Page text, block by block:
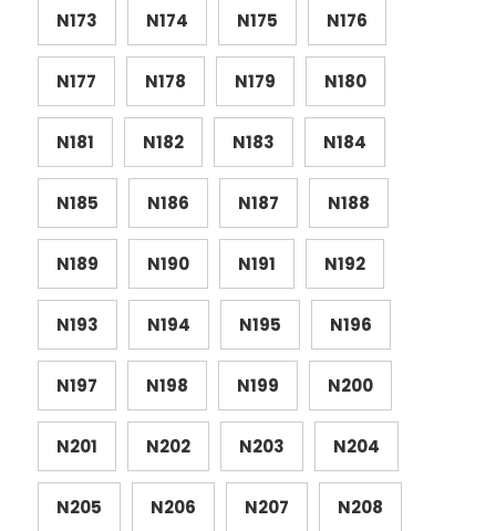
N173 N174 N175 N176
N177 N178 N179 N180
N181 N182 N183 N184
N185 N186 N187 N188
N189 N190 N191 N192
N193 N194 N195 N196
N197 N198 N199 N200
N201 N202 N203 N204
N205 N206 N207 N208